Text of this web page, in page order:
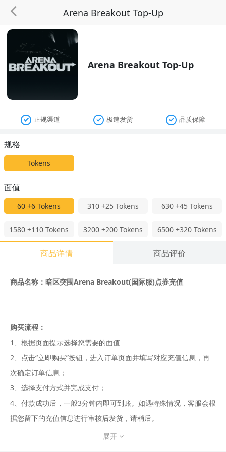
Arena Breakout Top-Up
Arena Breakout Top-Up
正规渠道 极速发货 品质保障
规格
Tokens
面值
60+6 Tokens 310 +25 Tokens 630 +45 Tokens
1580+110 Tokens 3200 +200 Tokens 6500 +320 Tokens
商品详情 商品评价
商品名称：暗区突围Arena Breakout(国际服)点券充值
购买流程：
1、根据页面提示选择您需要的面值
2、点击“立即购买”按钮，进入订单页面并填写对应充值信息，再
次确定订单信息；
3、选择支付方式并完成支付；
4、付款成功后，一般3分钟内即可到账。如遇特殊情况，客服会根
据您留下的充值信息进行审核后发货，请稍后。
展开